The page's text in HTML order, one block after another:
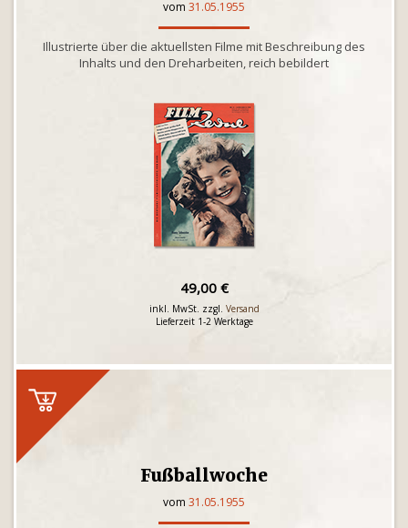
vom 31.05.1955
Illustrierte über die aktuellsten Filme mit Beschreibung des
Inhalts und den Dreharbeiten, reich bebildert
49,00 €
inkl. MwSt. zzgl. Versand
Lieferzeit 1-2 Werktage
Fußballwoche
vom 31.05.1955